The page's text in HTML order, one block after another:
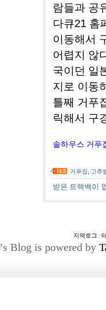
람들과 공
다큐21 홈
이동해서
어렵지 않
국이던 일
지로 이동
틀째 거푸
릭해서 구
솔하우스 거푸
거푸집 , 고추
받은 트랙백이
지역로그 :
’s Blog is powered by